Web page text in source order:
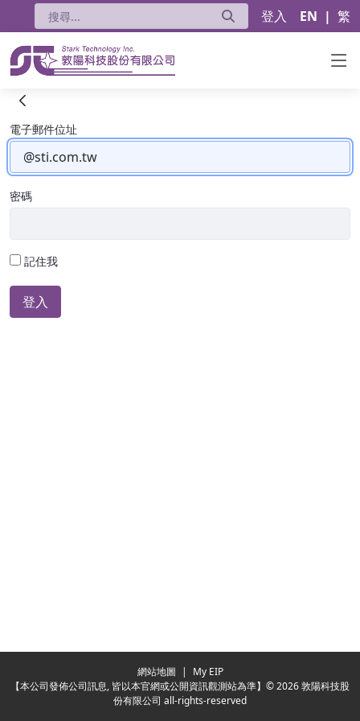
登入 EN | 繁
數位學生證服務平台
登入
電子郵件位址
密碼
記住我
登入
網站地圖 |
My EIP
【本公司發佈公司訊息, 皆以本官網或公開資訊觀測站為準】© 2026 敦陽科技股
份有限公司 all-rights-reserved